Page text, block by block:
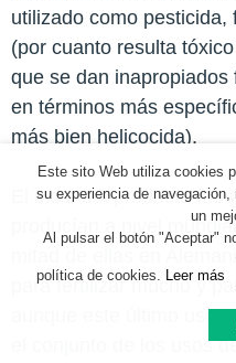
utilizado como pesticida,
(por cuanto resulta
que se dan
en términos más
más bien helicocida).
El éxito del producto fue
producían a nivel
mitad de ellas en
para fertilizar mucho y
aunque este último uso
el conjunto de los usos
Este sito Web utiliza cookies
su experiencia de
un
Al pulsar el botón "Aceptar"
política de cookies. Leer más